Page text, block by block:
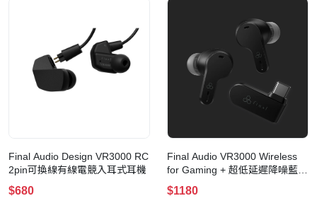
Final Audio Design VR3000 RC
2pin可換線有線電競入耳式耳機
$680
Final Audio VR3000 Wireless
for Gaming + 超低延遲降噪藍牙
+2.4G真無線電競耳機
$1180